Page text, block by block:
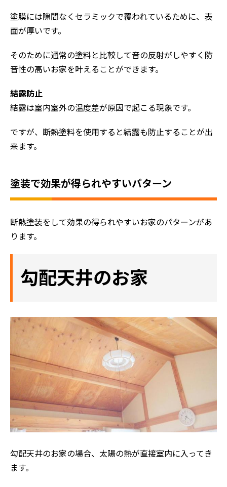
塗膜には隙間なくセラミックで覆われているために、表
面が厚いです。
そのために通常の塗料と比較して音の反射がしやすく防
音性の高いお家を叶えることができます。
結露防止
結露は室内室外の温度差が原因で起こる現象です。
ですが、断熱塗料を使用すると結露も防止することが出
来ます。
塗装で効果が得られやすいパターン
断熱塗装をして効果の得られやすいお家のパターンがあ
ります。
勾配天井のお家
勾配天井のお家の場合、太陽の熱が直接室内に入ってき
ます。